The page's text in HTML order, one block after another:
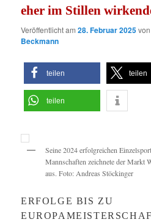
eher im Stillen
Veröffentlicht am28. Februar 2025von
Beckmann
teilen teilen
teilen
Seine 2024 erfolgreichen
Mannschaften zeichnete der Markt
aus. Foto: Andreas Stöckinger
ERFOLGE BIS ZU